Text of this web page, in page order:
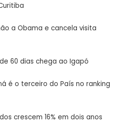
a Obama e cancela visita
60 dias chega ao Igapó
é o terceiro do País no ranking
crescem 16% em dois anos